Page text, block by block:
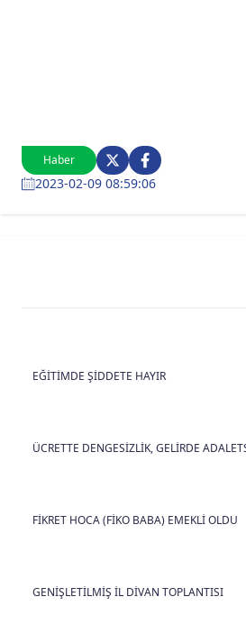
Haber
2023-02-09 08:59:06
EĞİTİMDE ŞİDDETE HAYIR
ÜCRETTE DENGESİZLİK, GELİRDE
FİKRET HOCA (FİKO BABA) EMEKLİ OLDU
GENİŞLETİLMİŞ İL DİVAN TOPLANTISI